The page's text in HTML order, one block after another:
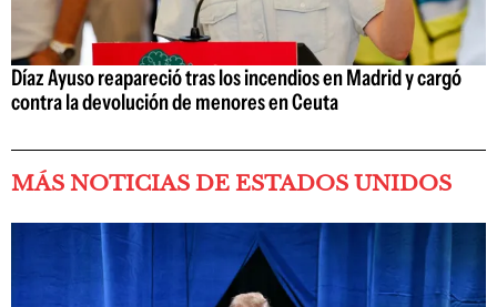
Díaz Ayuso reapareció tras los incendios en Madrid y cargó
contra la devolución de menores en Ceuta
MÁS NOTICIAS DE ESTADOS UNIDOS